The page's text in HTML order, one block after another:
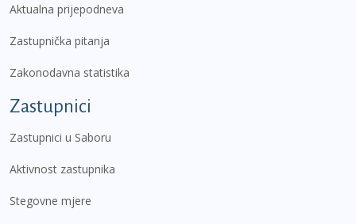
Aktualna prijepodneva
Zastupnička pitanja
Zakonodavna statistika
Zastupnici
Zastupnici u Saboru
Aktivnost zastupnika
Stegovne mjere